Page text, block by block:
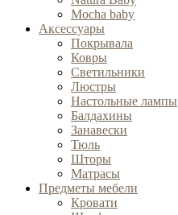
Mocha baby
Аксессуары
Покрывала
Ковры
Cветильники
Люстры
Настольные лампы
Балдахины
Занавески
Тюль
Шторы
Матрасы
Предметы мебели
Кровати